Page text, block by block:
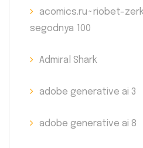
acomics.ru~riobet-
segodnya 100
Admiral Shark
adobe generative ai 3
adobe generative ai 8